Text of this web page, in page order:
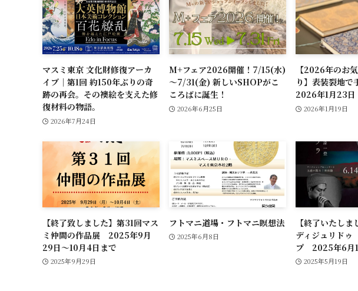
マスミ東京 文化財修復アーカ
イブ｜第1回 約150年ぶりの奇
跡の再会。その襖絵を支えた修
復材料の物語。
2026年7月24日
M+フェア2026開催！7/15(水)
～7/31(金) 新しいSHOPがこ
ころばに誕生！
2026年6月25日
【2026年のお
り】表装裂地で
2026年1月23日
2026年1月19日
【終了致しました】第31回マス
ミ仲間の作品展 2025年9月
29日～10月4日まで
2025年9月29日
フトマニ道場・フトマニ瞑想法
2025年6月8日
【終了いたし
ディジュリド
プ 2025年6月
2025年5月19日